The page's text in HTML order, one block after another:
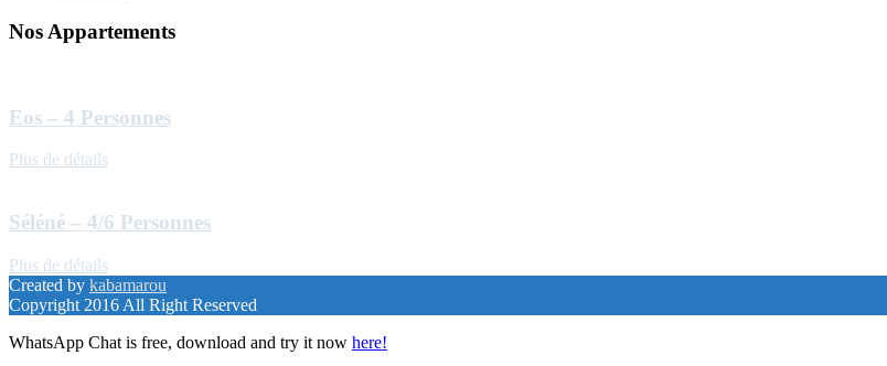
Nos Appartements
Eos – 4 Personnes
Plus de détails
Séléné – 4/6 Personnes
Plus de détails
Created by kabamarou
Copyright 2016 All Right Reserved
WhatsApp Chat is free, download and try it now here!